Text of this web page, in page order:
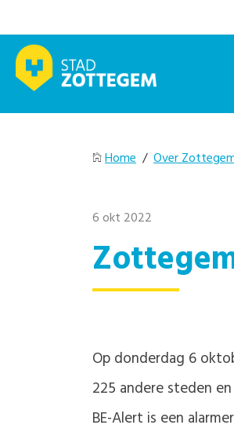
Home / Over
6 okt 2022
Op donderdag 6
225 andere steden
BE-Alert is een